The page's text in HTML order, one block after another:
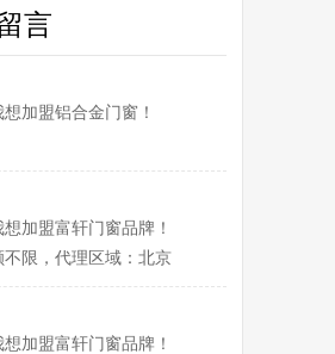
言
不限，代理区域：北京
加盟铝合金门窗！
加盟富轩门窗品牌！
不限，代理区域：北京
加盟富轩门窗品牌！